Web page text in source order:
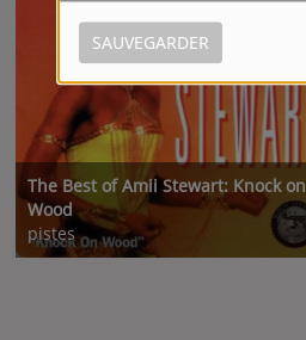
SAUVEGARDER
The Best of Amii Stewart: Knock on
Wood
pistes